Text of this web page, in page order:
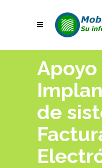
Apoyo
de